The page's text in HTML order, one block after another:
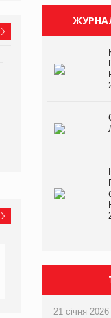
Bosch заявила
знищення своєї
ЖУРНАЛ
21 січня 2026